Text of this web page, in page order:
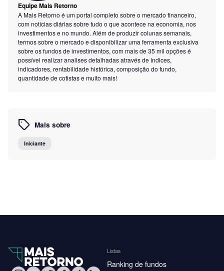
Equipe Mais Retorno
A Mais Retorno é um portal completo sobre o mercado financeiro,
com notícias diárias sobre tudo o que acontece na economia, nos
investimentos e no mundo. Além de produzir colunas semanais,
termos sobre o mercado e disponibilizar uma ferramenta exclusiva
sobre os fundos de investimentos, com mais de 35 mil opções é
possível realizar analises detalhadas através de índices,
indicadores, rentabilidade histórica, composição do fundo,
quantidade de cotistas e muito mais!
Mais sobre
Iniciante
Listas
Ranking de fundos